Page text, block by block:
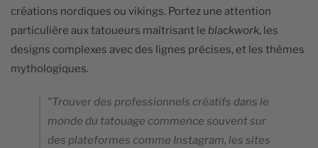
créations nordiques ou vikings. Portez une attention
particulière aux tatoueurs maîtrisant le blackwork, les
designs complexes avec des lignes précises, et les thèmes
mythologiques.
"Trouver des professionnels créatifs dans le
monde du tatouage commence souvent sur
des plateformes comme Instagram, les sites